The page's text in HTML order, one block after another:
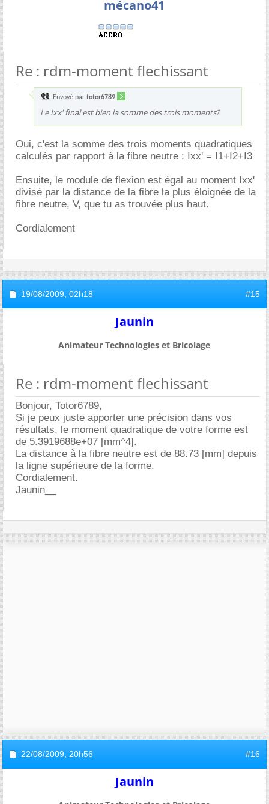
mécano41
Re : rdm-moment flechissant
Envoyé par totor6789
Le Ixx' final est bien la somme des trois moments?
Oui, c'est la somme des trois moments quadratiques
calculés par rapport à la fibre neutre : Ixx' = I1+I2+I3
Ensuite, le module de flexion est égal au moment Ixx'
divisé par la distance de la fibre la plus éloignée de la
fibre neutre, V, que tu as trouvée plus haut.
Cordialement
19/08/2009, 02h18 #15
Jaunin
Animateur Technologies et Bricolage
Re : rdm-moment flechissant
Bonjour, Totor6789,
Si je peux juste apporter une précision dans vos
résultats, le moment quadratique de votre forme est
de 5.3919688e+07 [mm^4].
La distance à la fibre neutre est de 88.73 [mm] depuis
la ligne supérieure de la forme.
Cordialement.
Jaunin__
22/08/2009, 20h56 #16
Jaunin